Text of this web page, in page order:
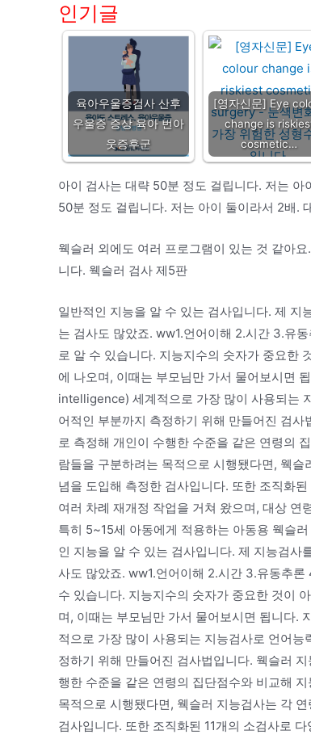
인기글
육아우울증검사 산후
우울증 증상 육아 번아
웃증후군
[영자신문] Eye
change is
cosmetic…
아이 검사는 대략 50분 정도 걸립니다. 저는
50분 정도 걸립니다. 저는 아이 둘이라서 2배.
웩슬러 외에도 여러 프로그램이 있는 것 같아
니다. 웩슬러 검사 제5판
일반적인 지능을 알 수 있는 검사입니다. 제
는 검사도 많았죠. ww1.언어이해 2.시간 3.유
로 알 수 있습니다. 지능지수의 숫자가 중요한
에 나오며, 이때는 부모님만 가서 물어보시면
intelligence) 세계적으로 가장 많이 사용되는
어적인 부분까지 측정하기 위해 만들어진 검
로 측정해 개인이 수행한 수준을 같은 연령의
람들을 구분하려는 목적으로 시행됐다면, 웩
념을 도입해 측정한 검사입니다. 또한 조직화
여러 차례 재개정 작업을 거쳐 왔으며, 대상 연
특히 5~15세 아동에게 적용하는 아동용 웩슬
인 지능을 알 수 있는 검사입니다. 제 지능검사
사도 많았죠. ww1.언어이해 2.시간 3.유동추
수 있습니다. 지능지수의 숫자가 중요한 것이
며, 이때는 부모님만 가서 물어보시면 됩니다
적으로 가장 많이 사용되는 지능검사로 언어
정하기 위해 만들어진 검사법입니다. 웩슬러
행한 수준을 같은 연령의 집단점수와 비교해
목적으로 시행됐다면, 웩슬러 지능검사는 각
검사입니다. 또한 조직화된 11개의 소검사로